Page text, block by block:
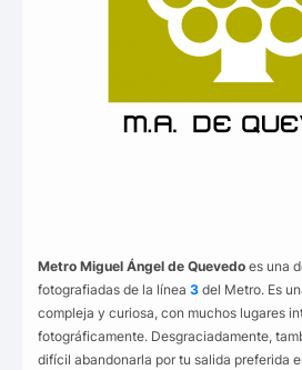
Metro Miguel Ángel de Quevedo es una
fotografiadas de la línea 3 del Metro. Es
compleja y curiosa, con muchos lugares
fotográficamente. Desgraciadamente,
difícil abandonarla por tu salida preferida